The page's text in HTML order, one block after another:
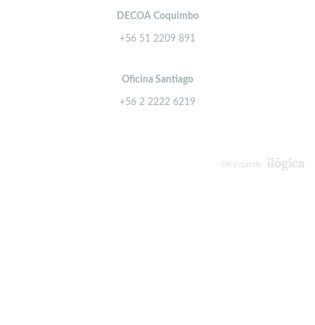
DECOA Coquimbo
+56 51 2209 891
Oficina Santiago
+56 2 2222 6219